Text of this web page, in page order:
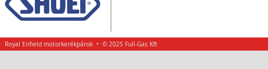
Royal Enfield motorkerékpárok • © 2025 Full-Gas Kft